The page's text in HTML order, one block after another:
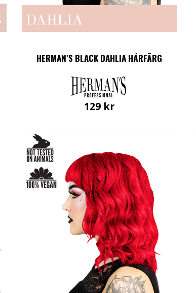
HERMAN’S BLACK DAHLIA HÅRFÄRG
129 kr